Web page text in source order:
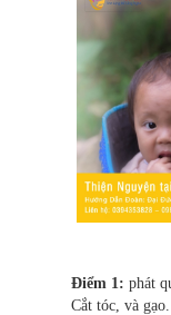
Điểm 1: phát
Cắt tóc, và gạo.